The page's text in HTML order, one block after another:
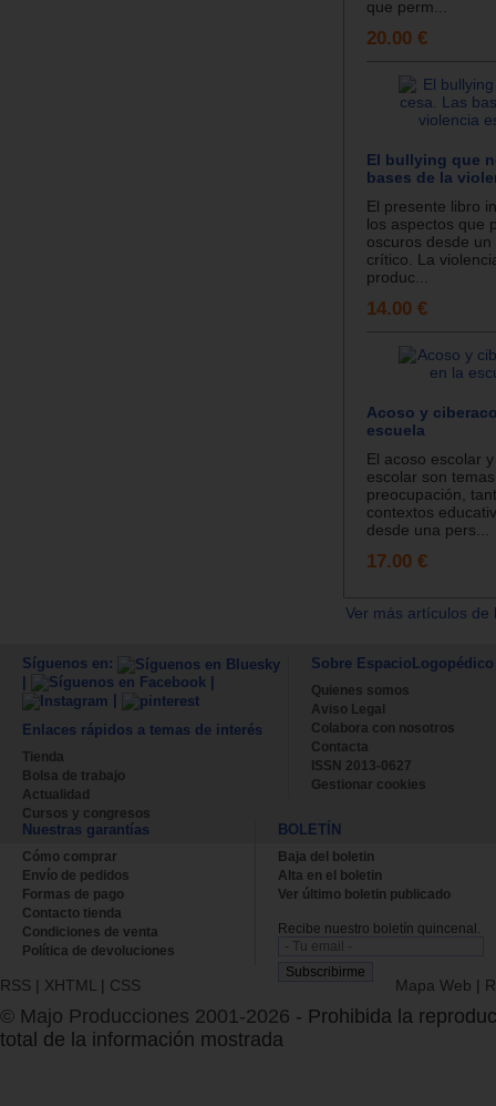
que perm...
20.00 €
El bullying que
bases de la
El presente libro
los aspectos que
oscuros desde
crítico. La
produc...
14.00 €
Acoso y
escuela
El acoso escolar
escolar son
preocupación,
contextos
desde una pers...
17.00 €
Ver más artículos
Síguenos en:
|
|
Enlaces rápidos a temas de interés
Tienda
Bolsa de trabajo
Actualidad
Cursos y congresos
Sobre EspacioLogopédico
Quienes somos
Aviso Legal
Colabora con nosotros
Contacta
ISSN 2013-0627
Gestionar cookies
Nuestras garantías
Cómo comprar
Envío de pedidos
Formas de pago
Contacto tienda
Condiciones de venta
Política de devoluciones
BOLETÍN
Baja del boletin
Alta en el boletin
Ver último boletin publicado
Recibe nuestro boletín quincenal.
RSS | XHTML | CSS Mapa Web |
© Majo Producciones 2001-2026 - Prohibida la
total de la información mostrada